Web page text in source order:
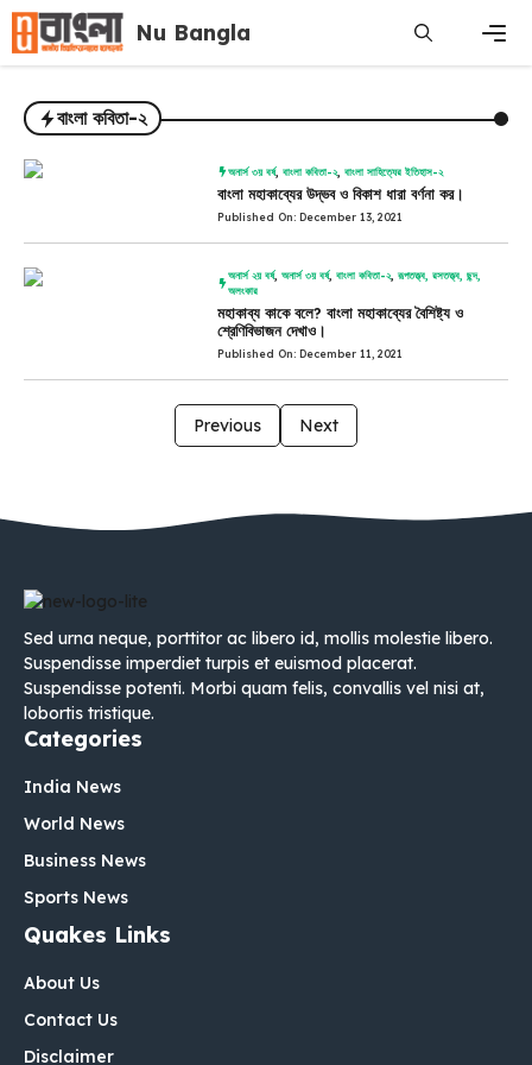
Skip
content
Nu Bangla
বাংলা কবিতা-২
অনার্স ৩য় বর্ষ,বাংলা কবিতা-২ ,বাংলা সাহিত্যের ইতিহাস-২
বাংলা মহাকাব্যের উদ্ভব ও বিকাশ ধারা বর্ণনা কর।
Published On: December 13, 2021
অনার্স ২য় বর্ষ,অনার্স ৩য় বর্ষ,বাংলা কবিতা-২ ,রূপতত্ত্ব, রসতত্ত্ব, ছন্দ,
অলংকার
মহাকাব্য কাকে বলে? বাংলা মহাকাব্যের বৈশিষ্ট্য ও
শ্রেণিবিভাজন দেখাও।
Published On: December 11, 2021
Previous Next
Sed urna neque, porttitor ac libero id, mollis molestie libero.
Suspendisse imperdiet turpis et euismod placerat.
Suspendisse potenti. Morbi quam felis, convallis vel nisi at,
lobortis tristique.
Categories
India News
World News
Business News
Sports News
Quakes Links
About Us
Contact Us
Disclaimer